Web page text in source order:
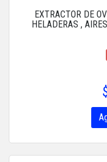
EXTRACTOR DE
HELADERAS ,